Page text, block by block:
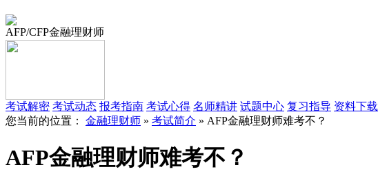
AFP/CFP金融理财师
考试解密 考试动态 报考指南 考试心得 名师精讲 试题中心 复习指导 资料下载
您当前的位置： 金融理财师 » 考试简介 » AFP金融理财师难考不？
AFP金融理财师难考不？